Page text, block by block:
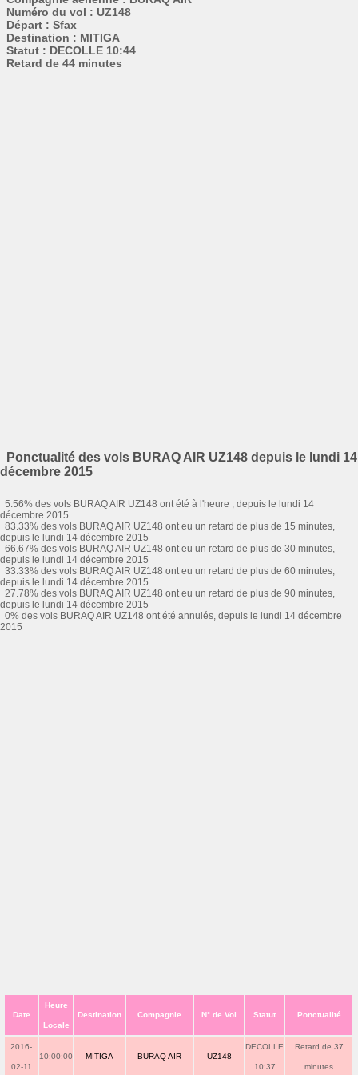
Numéro du vol : UZ148
Départ : Sfax
Destination : MITIGA
Statut : DECOLLE 10:44
Retard de 44 minutes
Ponctualité des vols BURAQ AIR UZ148 depuis le lundi 14
décembre 2015
5.56% des vols BURAQ AIR UZ148 ont été à l'heure , depuis le lundi 14
décembre 2015
83.33% des vols BURAQ AIR UZ148 ont eu un retard de plus de 15 minutes,
depuis le lundi 14 décembre 2015
66.67% des vols BURAQ AIR UZ148 ont eu un retard de plus de 30 minutes,
depuis le lundi 14 décembre 2015
33.33% des vols BURAQ AIR UZ148 ont eu un retard de plus de 60 minutes,
depuis le lundi 14 décembre 2015
27.78% des vols BURAQ AIR UZ148 ont eu un retard de plus de 90 minutes,
depuis le lundi 14 décembre 2015
0% des vols BURAQ AIR UZ148 ont été annulés, depuis le lundi 14 décembre
2015
Date
Heure
Locale
Destination Compagnie N° de Vol Statut Ponctualité
2016-
02-11
10:00:00 MITIGA BURAQ AIR UZ148
DECOLLE
10:37
Retard de 37
minutes